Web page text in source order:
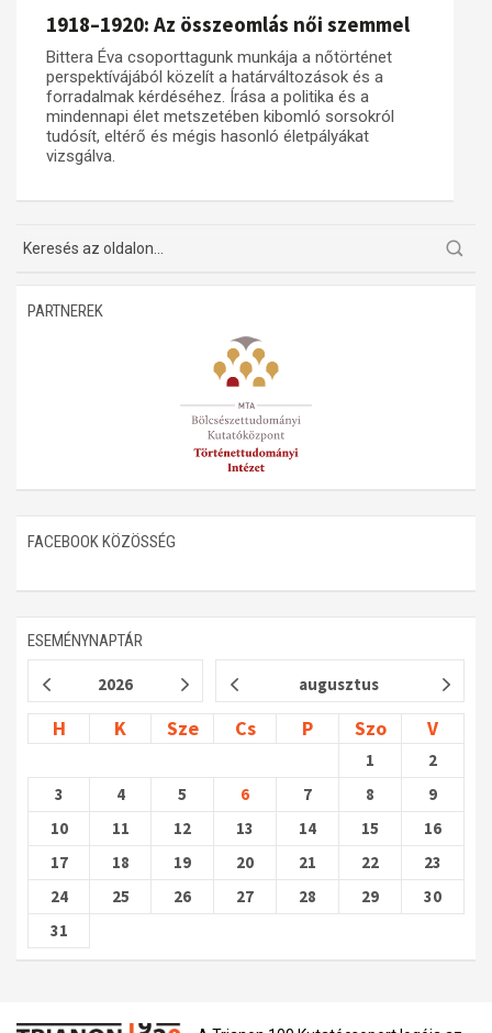
Műhelymunkák
1918–1920: Az összeomlás női szemmel
Bittera Éva csoporttagunk munkája a nőtörténet
perspektívájából közelít a határváltozások és a
forradalmak kérdéséhez. Írása a politika és a
mindennapi élet metszetében kibomló sorsokról
tudósít, eltérő és mégis hasonló életpályákat
vizsgálva.
PARTNEREK
FACEBOOK KÖZÖSSÉG
ESEMÉNYNAPTÁR
2026 augusztus
H K Sze Cs P Szo V
1
2
3
4 5 6 7 8
9
10
11 12 13 14 15
16
17
18 19 20 21 22
23
24
25 26 27 28 29
30
31